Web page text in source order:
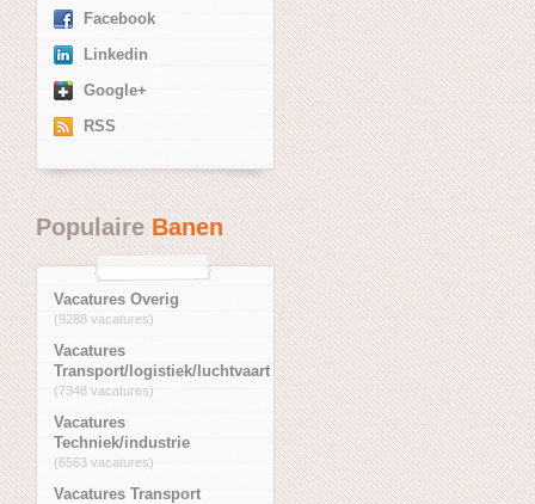
Facebook
Linkedin
Google+
RSS
PopulaireBanen
Vacatures Overig
(9288 vacatures)
Vacatures
Transport/logistiek/luchtvaart
(7348 vacatures)
Vacatures
Techniek/industrie
(6563 vacatures)
Vacatures Transport